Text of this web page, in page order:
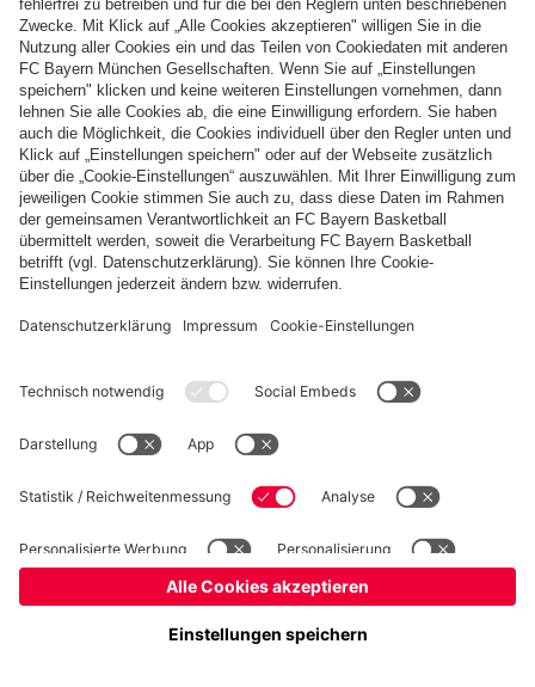
fcbayern.com FC Bayern Museum Allianz Arena Basketball Partner
© FC Bayern München AG – 2026
Impressum
Hinweisgebersystem FAQ
Verträge hier kündigen Cookie Einstellungen